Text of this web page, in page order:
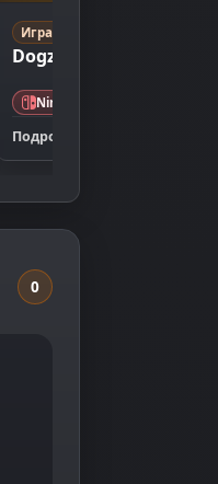
Игра
Dogz
Nintendo
Подробнее
0